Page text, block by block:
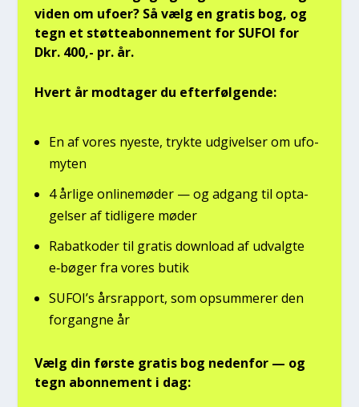
viden om ufo­er? Så vælg en gra­tis bog, og
tegn et støt­tea­bon­ne­ment for SUFOI for
Dkr. 400,- pr. år.
Hvert år mod­ta­ger du efter­føl­gen­de:
En af vores nye­ste, tryk­te udgi­vel­ser om ufo­
myten
4 årli­ge onli­ne­mø­der — og adgang til opta­
gel­ser af tid­li­ge­re møder
Rabat­ko­der til gra­tis down­lo­ad af udvalg­te
e‑bøger fra vores butik
SUFOI’s års­rap­port, som opsum­me­rer den
for­gang­ne år
Vælg din før­ste gra­tis bog neden­for — og
tegn abon­ne­ment i dag: